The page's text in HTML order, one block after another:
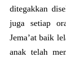
ditegakkan
juga setiap
Jema’at baik
anak telah